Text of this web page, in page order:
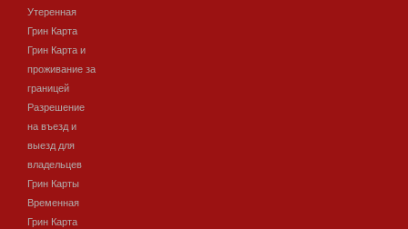
Утеренная
Грин Карта
Грин Карта и
проживание за
границей
Разрешение
на въезд и
выезд для
владельцев
Грин Карты
Временная
Грин Карта